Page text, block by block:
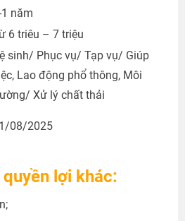
1 năm
6 triêu – 7 triệu
sinh/ Phục vụ/ Tạp vụ/ Giúp
Lao động phổ thông, Môi
Xử lý chất thải
08/2025
lợi khác: